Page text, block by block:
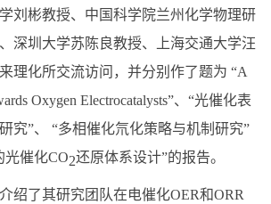
刘彬教授、中国科学院兰州化学物理研
深圳大学苏陈良教授、上海交通大学汪
理化所交流访问，并分别作了题为 “A
Oxygen Electrocatalysts”、“光催化表
究”、 “多相催化氘化策略与机制研究”
光催化CO2还原体系设计”的报告。
绍了其研究团队在电催化OER和ORR